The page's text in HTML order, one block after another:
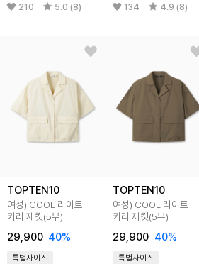
210 5.0 (8) 134 4.9 (8)
TOPTEN10
여성) COOL 라이트
카라 재킷(5부)
29,900 40%
특별사이즈
TOPTEN10
여성) COOL 라이트
카라 재킷(5부)
29,900 40%
특별사이즈